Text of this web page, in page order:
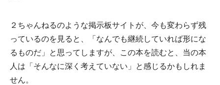
２ちゃんねるのような掲示板サイトが、今も変わらず残
っているのを見ると、「なんでも継続していれば形にな
るものだ」と思ってしますが、この本を読むと、当の本
人は「そんなに深く考えていない」と感じるかもしれま
せん。